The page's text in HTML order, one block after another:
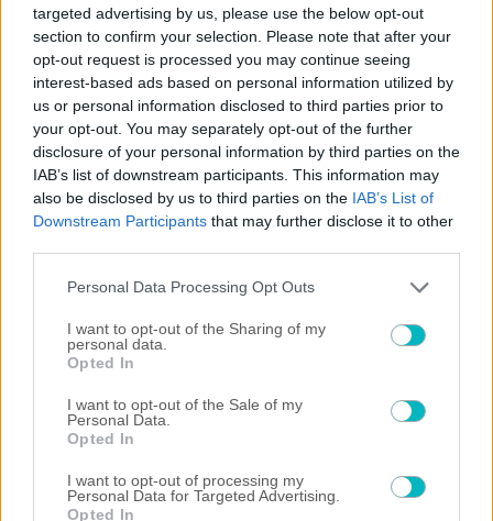
targeted advertising by us, please use the below opt-out
section to confirm your selection. Please note that after your
opt-out request is processed you may continue seeing
interest-based ads based on personal information utilized by
us or personal information disclosed to third parties prior to
your opt-out. You may separately opt-out of the further
disclosure of your personal information by third parties on the
IAB’s list of downstream participants. This information may
also be disclosed by us to third parties on the IAB’s List of
Downstream Participants that may further disclose it to other
Please note that this website/app uses one or more Google
not limited to your visit or usage behaviour. You may click to
grant or deny consent to Google and its third-party tags to
use your data for below specified purposes in below Google
consent section.
Personal Data Processing Opt Outs
I want to opt-out of the Sharing of my
personal data.
Opted In
I want to opt-out of the Sale of my
Personal Data.
Opted In
I want to opt-out of processing my
Personal Data for Targeted Advertising.
Opted In
Play
Video
Watch on
"The situation is out of control": Greek
firefighters battle wildfire for fourth day
ΠΕΡΙΣΣΟΤΕΡΑ ΑΡΘΡΑ